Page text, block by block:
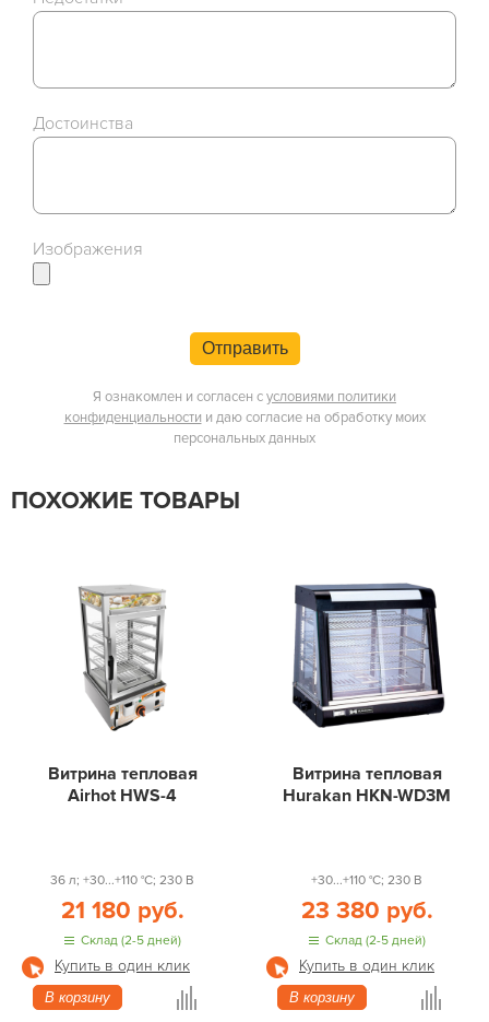
Достоинства
Изображения
Отправить
Я ознакомлен и согласен сусловиями политики
конфиденциальности и даю согласие на обработку моих
персональных данных
ПОХОЖИЕ ТОВАРЫ
Витрина тепловая
Airhot HWS-4
36 л; +30...+110 °С; 230 В
21 180 руб.
Склад (2-5 дней)
Купить в один клик
В корзину
Витрина тепловая
Hurakan HKN-WD3M
+30...+110 °С; 230 В
23 380 руб.
Склад (2-5 дней)
Купить в один клик
В корзину